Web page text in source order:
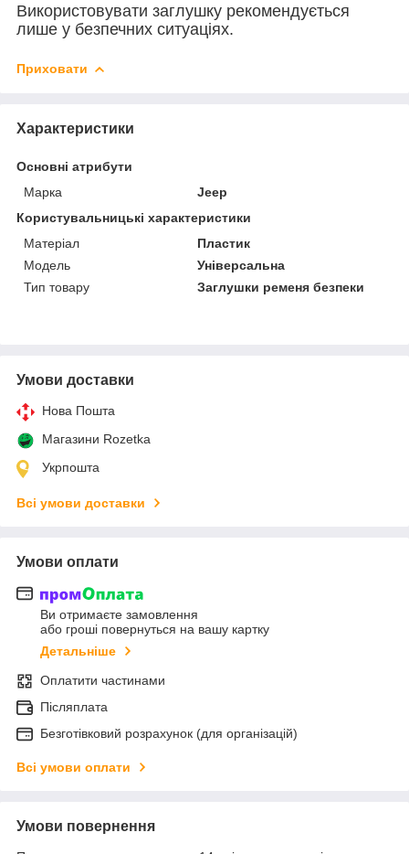
Використовувати заглушку рекомендується
лише у безпечних ситуаціях.
Приховати
Характеристики
Основні атрибути
Марка
Jeep
Користувальницькі характеристики
Матеріал
Пластик
Мoдель
Універсальна
Тип товару
Заглушки ременя безпеки
Умови доставки
Нова Пошта
Магазини Rozetka
Укрпошта
Всі умови доставки
Умови оплати
Ви отримаєте замовлення
або гроші повернуться на вашу картку
Детальніше
Оплатити частинами
Післяплата
Безготівковий розрахунок (для організацій)
Всі умови оплати
Умови повернення